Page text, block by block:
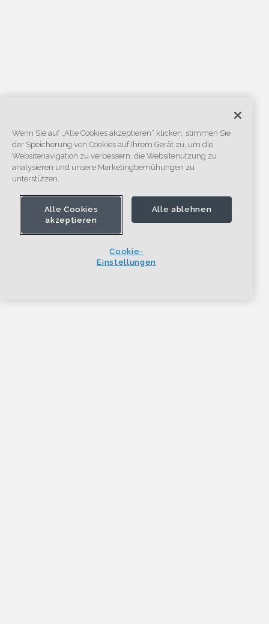
Wenn Sie auf „Alle Cookies akzeptieren“ klicken, stimmen Sie
der Speicherung von Cookies auf Ihrem Gerät zu, um die
Websitenavigation zu verbessern, die Websitenutzung zu
analysieren und unsere Marketingbemühungen zu
unterstützen.
Alle Cookies
akzeptieren
Alle ablehnen
Cookie-
Einstellungen